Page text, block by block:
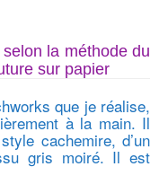
la méthode du
sur papier
que je réalise,
à la main. Il
cachemire, d’un
gris moiré. Il est